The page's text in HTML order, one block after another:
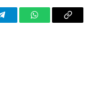
TelegramWhatsAppCopy